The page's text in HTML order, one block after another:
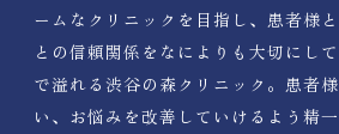
ームなクリニックを目指し、患者様
との信頼関係をなによりも大切にし
で溢れる渋谷の森クリニック。患者
い、お悩みを改善していけるよう精